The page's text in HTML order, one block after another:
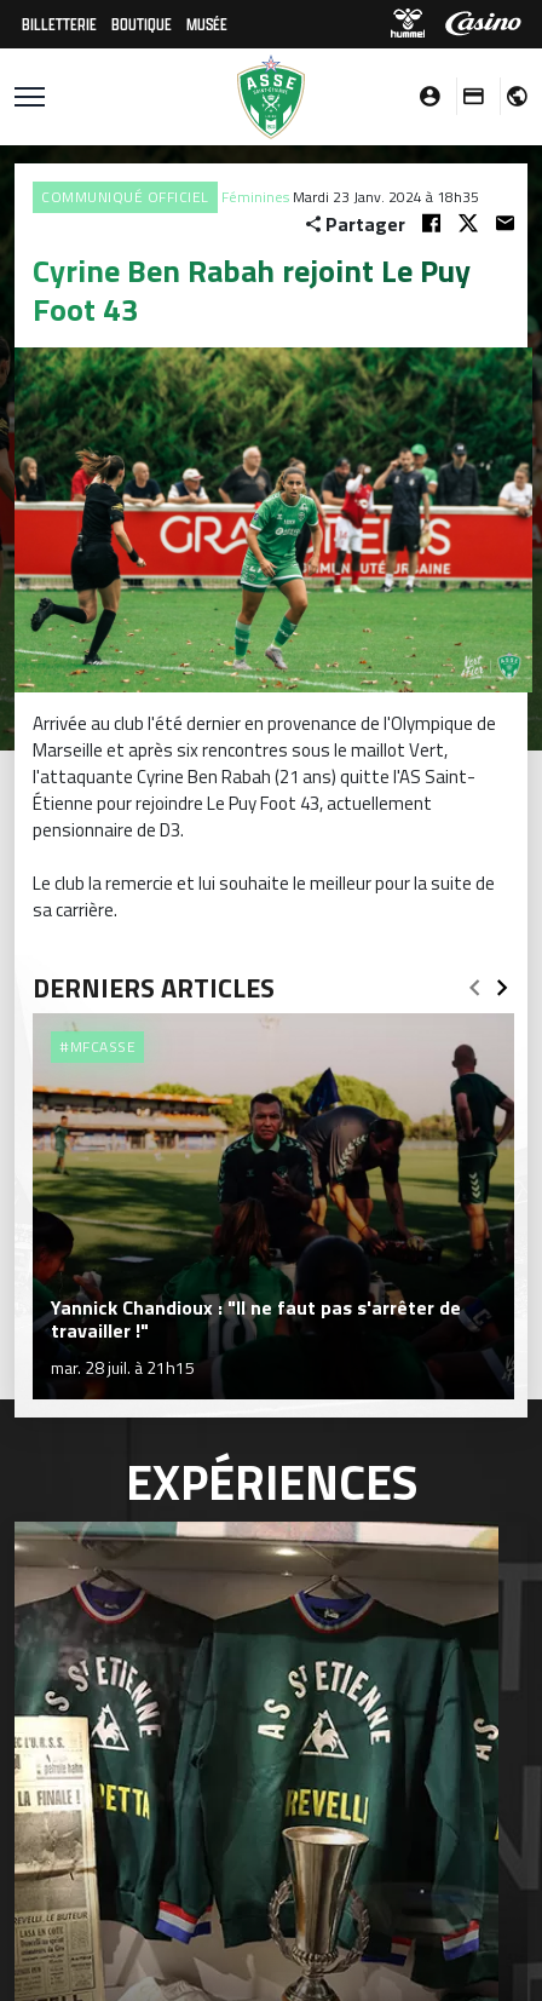
BILLETTERIE BOUTIQUE MUSÉE
COMMUNIQUÉ OFFICIEL Féminines Mardi 23 Janv. 2024 à 18h35
Partager
Cyrine Ben Rabah rejoint Le Puy
Foot 43
Arrivée au club l'été dernier en provenance de l'Olympique de
Marseille et après six rencontres sous le maillot Vert,
l'attaquante Cyrine Ben Rabah (21 ans) quitte l'AS Saint-
Étienne pour rejoindre Le Puy Foot 43, actuellement
pensionnaire de D3.
Le club la remercie et lui souhaite le meilleur pour la suite de
sa carrière.
DERNIERS ARTICLES
#MFCASSE
Yannick Chandioux : "Il ne faut pas s'arrêter de
travailler !"
mar. 28 juil. à 21h15
EXPÉRIENCES